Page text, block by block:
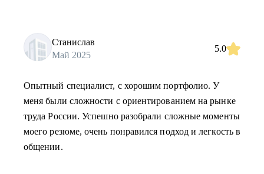
Станислав
Май 2025
5.0
Опытный специалист, с хорошим портфолио. У
меня были сложности с ориентированием на рынке
труда России. Успешно разобрали сложные моменты
моего резюме, очень понравился подход и легкость в
общении.